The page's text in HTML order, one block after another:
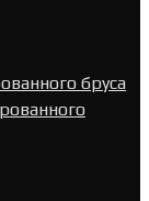
бруса